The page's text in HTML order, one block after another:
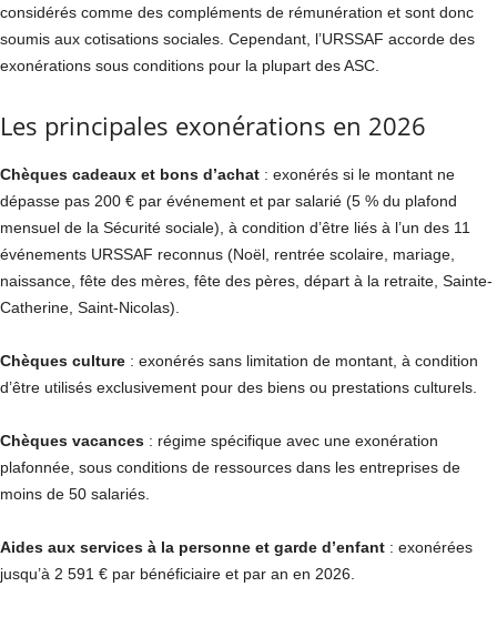
considérés comme des compléments de rémunération et sont donc
soumis aux cotisations sociales. Cependant, l’URSSAF accorde des
exonérations sous conditions pour la plupart des ASC.
Les principales exonérations en 2026
Chèques cadeaux et bons d’achat : exonérés si le montant ne
dépasse pas 200 € par événement et par salarié (5 % du plafond
mensuel de la Sécurité sociale), à condition d’être liés à l’un des 11
événements URSSAF reconnus (Noël, rentrée scolaire, mariage,
naissance, fête des mères, fête des pères, départ à la retraite, Sainte-
Catherine, Saint-Nicolas).
Chèques culture : exonérés sans limitation de montant, à condition
d’être utilisés exclusivement pour des biens ou prestations culturels.
Chèques vacances : régime spécifique avec une exonération
plafonnée, sous conditions de ressources dans les entreprises de
moins de 50 salariés.
Aides aux services à la personne et garde d’enfant : exonérées
jusqu’à 2 591 € par bénéficiaire et par an en 2026.